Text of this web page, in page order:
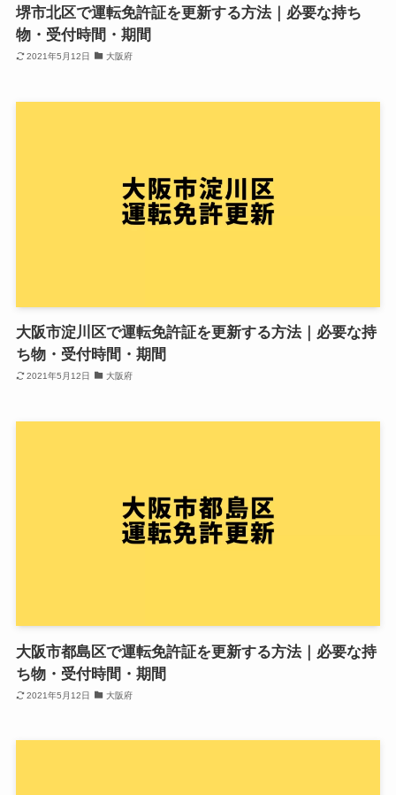
堺市北区で運転免許証を更新する方法｜必要な持ち
物・受付時間・期間
2021年5月12日 大阪府
大阪市淀川区で運転免許証を更新する方法｜必要な持
ち物・受付時間・期間
2021年5月12日 大阪府
大阪市都島区で運転免許証を更新する方法｜必要な持
ち物・受付時間・期間
2021年5月12日 大阪府